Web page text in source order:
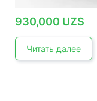
930,000 UZS
Читать далее